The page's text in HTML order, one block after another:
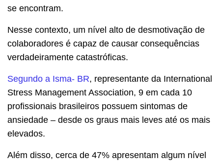
se encontram.
Nesse contexto, um nível alto de desmotivação de
colaboradores é capaz de causar consequências
verdadeiramente catastróficas.
Segundo a Isma- BR, representante da International
Stress Management Association, 9 em cada 10
profissionais brasileiros possuem sintomas de
ansiedade – desde os graus mais leves até os mais
elevados.
Além disso, cerca de 47% apresentam algum nível